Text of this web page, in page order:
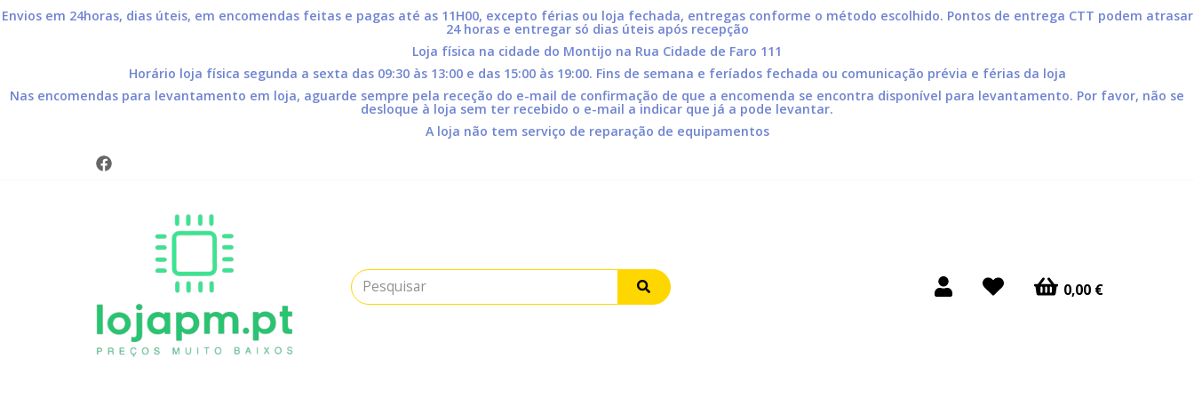
Envios em 24horas, dias úteis, em encomendas feitas e pagas até as 11H00, excepto férias ou loja fechada, entregas conforme o método escolhido. Pontos de entrega CTT podem atrasar
24 horas e entregar só dias úteis após recepção
Loja física na cidade do Montijo na Rua Cidade de Faro 111
Horário loja física segunda a sexta das 09:30 às 13:00 e das 15:00 às 19:00. Fins de semana e feríados fechada ou comunicação prévia e férias da loja
Nas encomendas para levantamento em loja, aguarde sempre pela receção do e-mail de confirmação de que a encomenda se encontra disponível para levantamento. Por favor, não se
desloque à loja sem ter recebido o e-mail a indicar que já a pode levantar.
A loja não tem serviço de reparação de equipamentos
0,00 €